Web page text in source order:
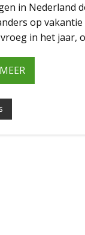
in Nederland
op vakantie
in het jaar,